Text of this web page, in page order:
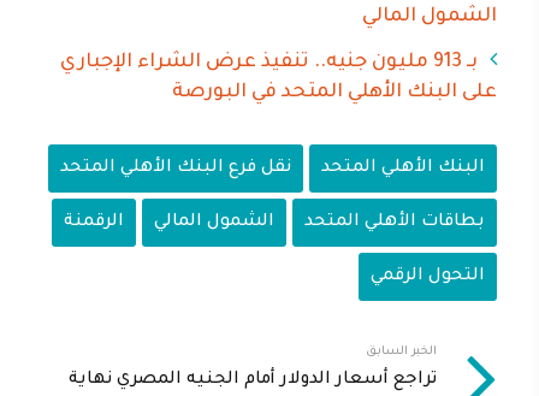
الشمول المالي
بـ 913 مليون جنيه.. تنفيذ عرض الشراء الإجباري
على البنك الأهلي المتحد في البورصة
البنك الأهلي المتحد نقل فرع البنك الأهلي المتحد
بطاقات الأهلي المتحد الشمول المالي الرقمنة
التحول الرقمي
الخبر السابق
تراجع أسعار الدولار أمام الجنيه المصري نهاية